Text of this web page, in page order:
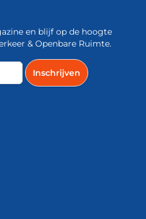
en blijf op de hoogte
& Openbare Ruimte.